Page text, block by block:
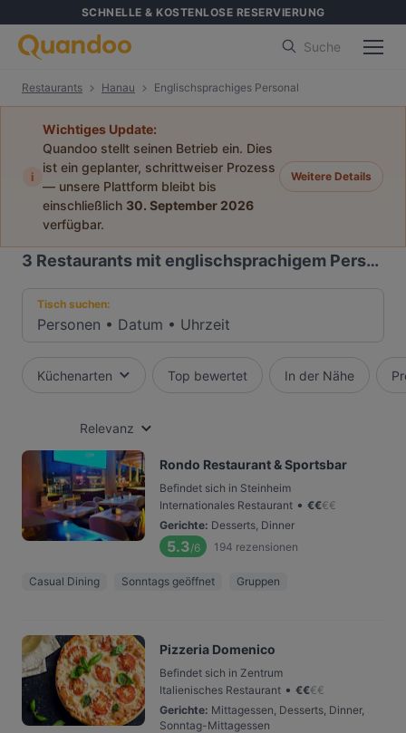
SCHNELLE & KOSTENLOSE RESERVIERUNG
Suche
Restaurants Hanau Englischsprachiges Personal
i
Wichtiges Update:
Quandoo stellt seinen Betrieb ein. Dies
ist ein geplanter, schrittweiser Prozess
— unsere Plattform bleibt bis
einschließlich 30. September 2026
verfügbar.
Weitere Details
3 Restaurants mit englischsprachigem Personal in Hanau
Tisch suchen:
Personen • Datum • Uhrzeit
Küchenarten Top bewertet In der Nähe
Relevanz
Rondo Restaurant & Sportsbar
Befindet sich in Steinheim
Internationales Restaurant • €€€€
Gerichte: Desserts, Dinner
5.3/6 194 rezensionen
Casual Dining Sonntags geöffnet Gruppen
Pizzeria Domenico
Befindet sich in Zentrum
Italienisches Restaurant • €€€€
Gerichte: Mittagessen, Desserts, Dinner,
Sonntag-Mittagessen